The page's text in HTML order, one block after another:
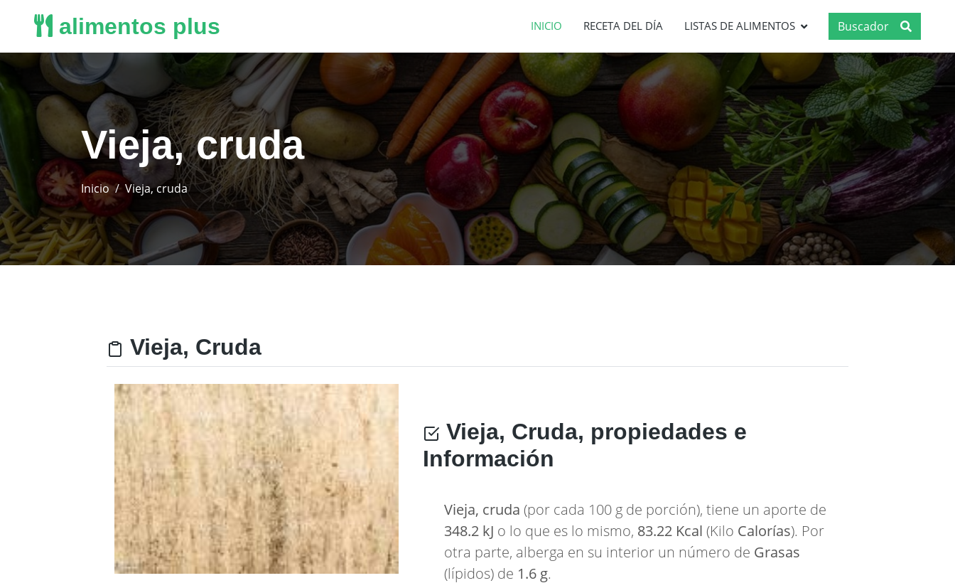
alimentos plus INICIO RECETA DEL DÍA LISTAS DE ALIMENTOS Buscador
Vieja, cruda
Inicio Vieja, cruda
Vieja, Cruda
Vieja, Cruda, propiedades e
Información
Vieja, cruda (por cada 100 g de porción), tiene un aporte de
348.2 kJ o lo que es lo mismo, 83.22 Kcal (Kilo Calorías). Por
otra parte, alberga en su interior un número de Grasas
(lípidos) de 1.6 g.